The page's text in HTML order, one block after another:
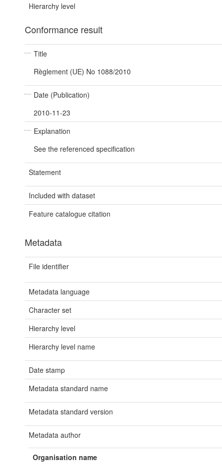
Hierarchy level
Conformance result
Title
Règlement (UE) No 1088/2010
Date (Publication)
2010-11-23
Explanation
See the referenced specification
Statement
Included with dataset
Feature catalogue citation
Metadata
File identifier
Metadata language
Character set
Hierarchy level
Hierarchy level name
Date stamp
Metadata standard name
Metadata standard version
Metadata author
Organisation name